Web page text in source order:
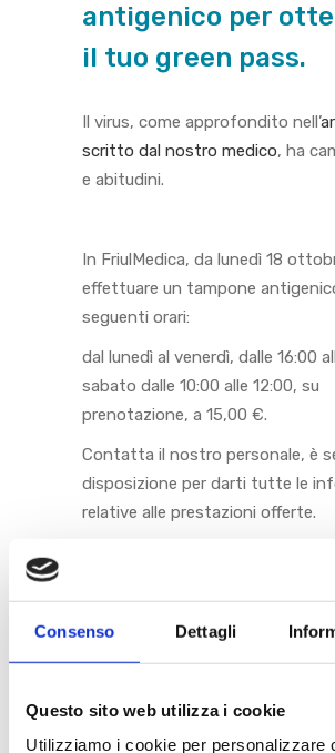
Consenso Dettagli
Questo sito web utilizza i cookie
Utilizziamo i cookie per personalizzare
antigenico per
il tuo green pass.
Il virus, come approfondito nell’
scritto dal nostro medico, ha
e abitudini.
In FriulMedica, da lunedì 18
effettuare un tampone
seguenti orari:
dal lunedì al venerdì, dalle 16:00
sabato dalle 10:00 alle 12:00, su
prenotazione, a 15,00 €.
Contatta il nostro personale, è
disposizione per darti tutte le
relative alle prestazioni offerte.